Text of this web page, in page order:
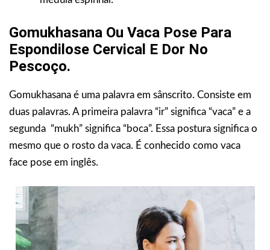
Gomukhasana Ou Vaca Pose Para
Espondilose Cervical E Dor No
Pescoço.
Gomukhasana é uma palavra em sânscrito. Consiste em
duas palavras. A primeira palavra “ir” significa “vaca” e a
segunda “mukh” significa “boca”. Essa postura significa o
mesmo que o rosto da vaca. É conhecido como vaca
face pose em inglês.